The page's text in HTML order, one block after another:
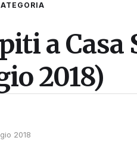
a Casa
2018)
2018